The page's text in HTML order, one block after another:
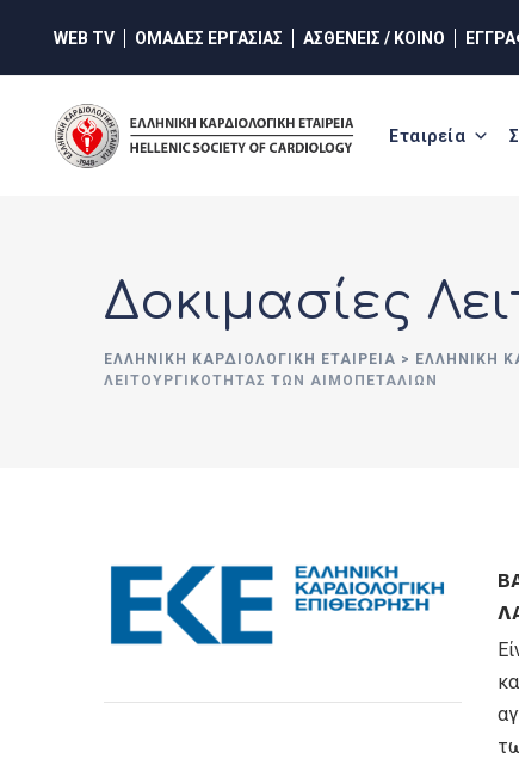
content
WEB TV ΟΜΑΔΕΣ ΕΡΓΑΣΙΑΣ ΑΣΘΕΝΕΙΣ / ΚΟΙΝΟ
Εταιρεία
Δοκιμασίες
ΕΛΛΗΝΙΚΉ ΚΑΡΔΙΟΛΟΓΙΚΉ ΕΤΑΙΡΕΊΑ > ΕΛΛΗΝΙΚΗ
ΛΕΙΤΟΥΡΓΙΚΌΤΗΤΑΣ ΤΩΝ ΑΙΜΟΠΕΤΑΛΊΩΝ